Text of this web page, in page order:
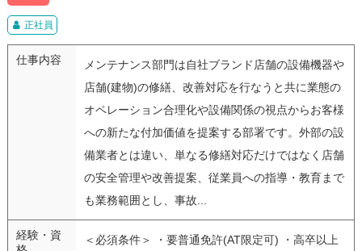
正社員
仕事内容
メンテナンス部門は自社ブランド店舗の設備機器や
店舗(建物)の修繕、改善対応を行なうと共に業態の
オペレーション合理化や設備関係の視点からお客様
への新たな付加価値を提案する部署です。外部の設
備業者とは違い、単なる修繕対応だけではなく店舗
の安全管理や改善提案、従業員への指導・教育まで
も業務範囲とし、事故...
経験・資
＜必須条件＞ ・要普通免許(AT限定可) ・高卒以上